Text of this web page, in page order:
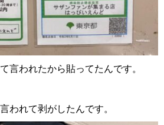
言われたから貼ってたんです。
われて剥がしたんです。